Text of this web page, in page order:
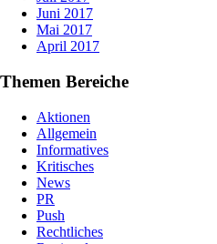
Juni 2017
Mai 2017
April 2017
Themen Bereiche
Aktionen
Allgemein
Informatives
Kritisches
News
PR
Push
Rechtliches